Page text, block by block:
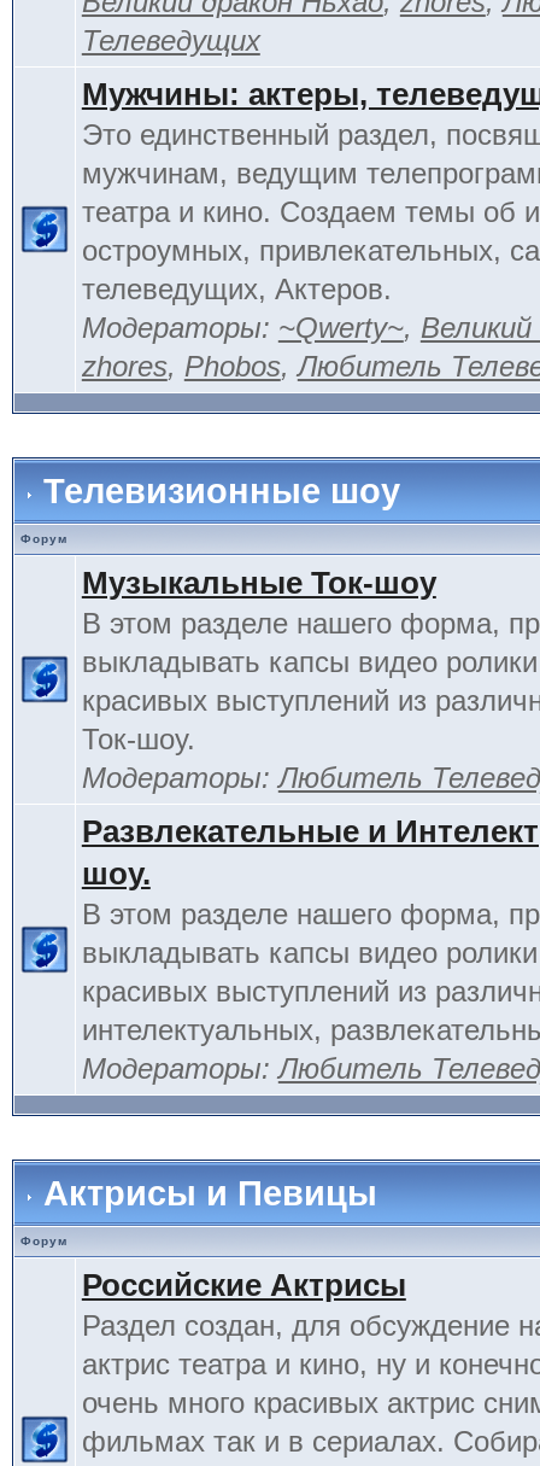
Телеведущих
Мужчины: актеры,
Это единственный раздел,
мужчинам, ведущим
театра и кино. Создаем темы об
остроумных, привлекательных,
телеведущих, Актеров.
Модераторы: ~Qwerty~, Великий
zhores, Phobos,Любитель
Телевизионные шоу
Форум
Музыкальные Ток-шоу
В этом разделе нашего форма,
выкладывать капсы видео
красивых выступлений из
Ток-шоу.
Модераторы:Любитель
Развлекательные и
шоу.
В этом разделе нашего форма,
выкладывать капсы видео
красивых выступлений из
интелектуальных,
Модераторы:Любитель
Актрисы и Певицы
Форум
Российские Актрисы
Раздел создан, для обсуждение
актрис театра и кино, ну и
очень много красивых актрис
фильмах так и в сериалах.